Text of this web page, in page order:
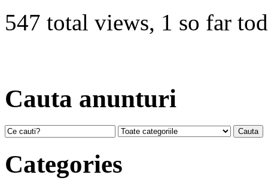
547 total views, 1 so far
Cauta anunturi
Categories